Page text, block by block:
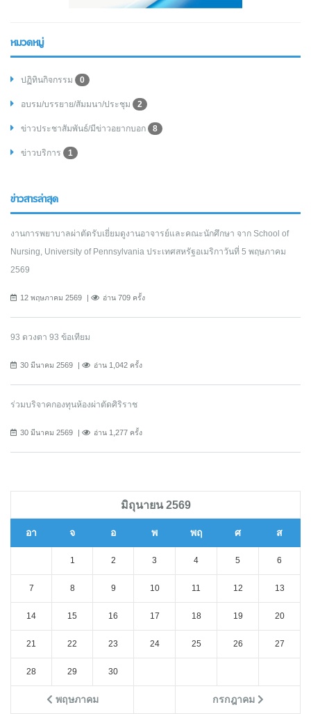
หมวดหมู่
ปฏิทินกิจกรรม 0
อบรม/บรรยาย/สัมมนา/ประชุม 2
ข่าวประชาสัมพันธ์/มีข่าวอยากบอก 8
ข่าวบริการ 1
ข่าวสารล่าสุด
งานการพยาบาลผ่าตัดรับเยี่ยมดูงานอาจารย์และคณะนักศึกษา จาก School of
Nursing, University of Pennsylvania ประเทศสหรัฐอเมริกาวันที่ 5 พฤษภาคม
2569
12 พฤษภาคม 2569 อ่าน 709 ครั้ง
93 ดวงตา 93 ข้อเทียม
30 มีนาคม 2569 อ่าน 1,042 ครั้ง
ร่วมบริจาคกองทุนห้องผ่าตัดศิริราช
30 มีนาคม 2569 อ่าน 1,277 ครั้ง
มิถุนายน 2569
อา จ อ พ พฤ ศ ส
พฤษภาคม กรกฎาคม
1 2 3 4 5 6
7 8 9 10 11 12 13
14 15 16 17 18 19 20
21 22 23 24 25 26 27
28 29 30